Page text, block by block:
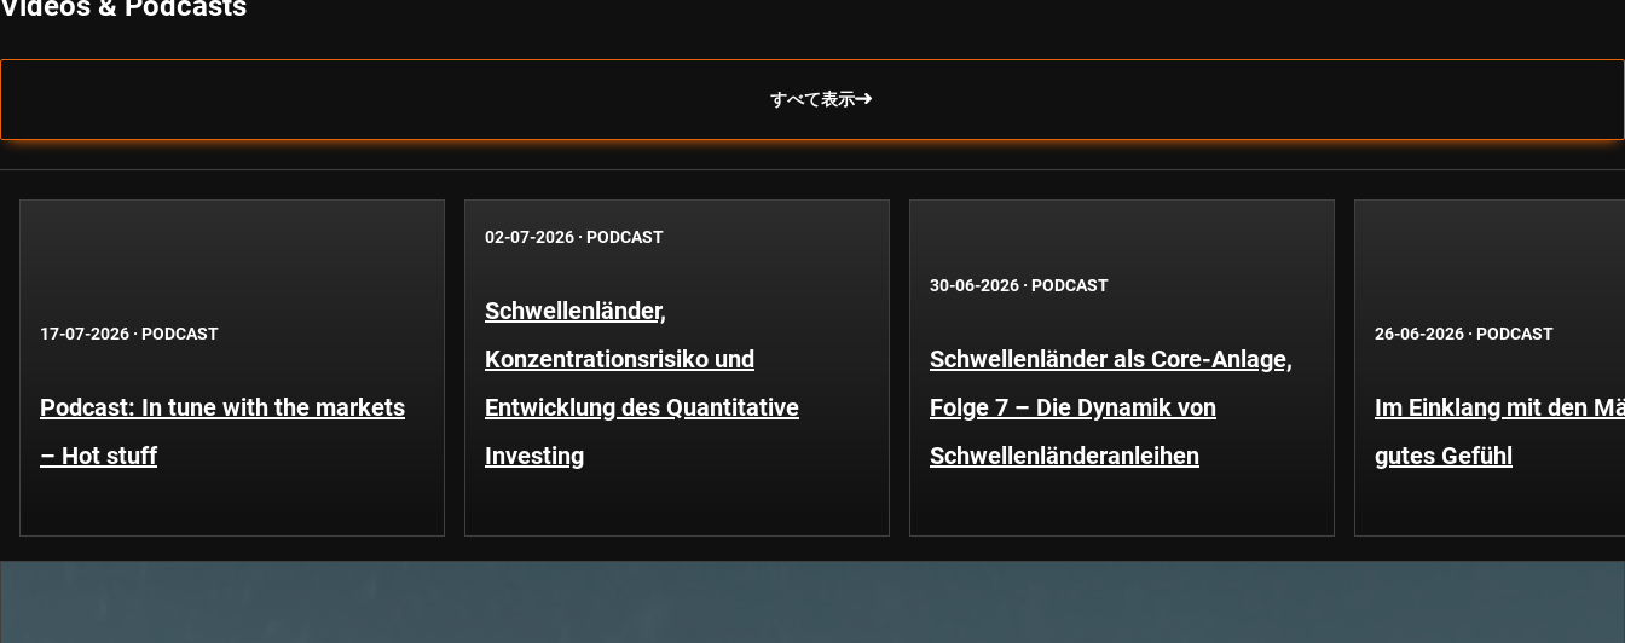
すべて表示
17-07-2026 · PODCAST
Podcast: In tune with the markets
– Hot stuff
02-07-2026 · PODCAST
Schwellenländer,
Konzentrationsrisiko und
Entwicklung des Quantitative
Investing
30-06-2026 · PODCAST
Schwellenländer als Core-Anlage,
Folge 7 – Die Dynamik von
Schwellenländeranleihen
26-06-2026 · PODCAST
Im Einklang mit den
gutes Gefühl